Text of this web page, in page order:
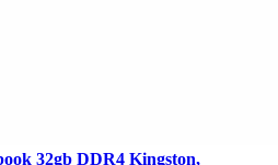
32gb DDR4 Kingston,